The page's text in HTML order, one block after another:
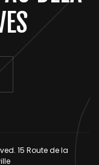
15 Route de la